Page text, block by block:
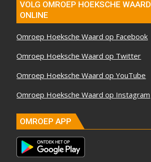
VOLG OMROEP HOEKSCHE WAARD
ONLINE
Omroep Hoeksche Waard op Facebook
Omroep Hoeksche Waard op Twitter
Omroep Hoeksche Waard op YouTube
Omroep Hoeksche Waard op Instagram
OMROEP APP